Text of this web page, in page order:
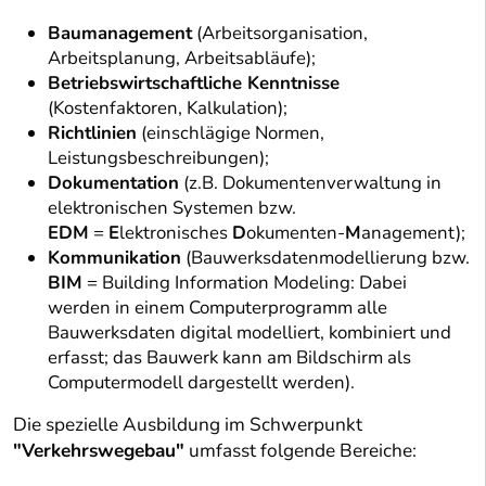
Baumanagement(Arbeitsorganisation,
Arbeitsplanung, Arbeitsabläufe);
Betriebswirtschaftliche Kenntnisse
(Kostenfaktoren, Kalkulation);
Richtlinien (einschlägige Normen,
Leistungsbeschreibungen);
Dokumentation (z.B. Dokumentenverwaltung in
elektronischen Systemen bzw.
EDM = Elektronisches Dokumenten-Management);
Kommunikation (Bauwerksdatenmodellierung bzw.
BIM = Building Information Modeling: Dabei
werden in einem Computerprogramm alle
Bauwerksdaten digital modelliert, kombiniert und
erfasst; das Bauwerk kann am Bildschirm als
Computermodell dargestellt werden).
Die spezielle Ausbildung im Schwerpunkt
"Verkehrswegebau" umfasst folgende Bereiche: